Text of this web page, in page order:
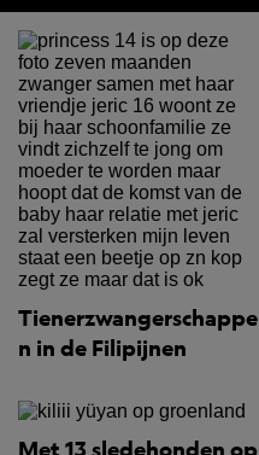
Tienerzwangerschappe
n in de Filipijnen